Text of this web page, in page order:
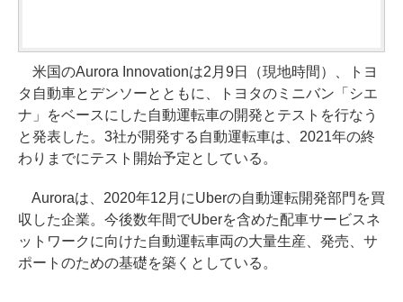
米国のAurora Innovationは2月9日（現地時間）、トヨ
タ自動車とデンソーとともに、トヨタのミニバン「シエ
ナ」をベースにした自動運転車の開発とテストを行なう
と発表した。3社が開発する自動運転車は、2021年の終
わりまでにテスト開始予定としている。
Auroraは、2020年12月にUberの自動運転開発部門を買
収した企業。今後数年間でUberを含めた配車サービスネ
ットワークに向けた自動運転車両の大量生産、発売、サ
ポートのための基礎を築くとしている。